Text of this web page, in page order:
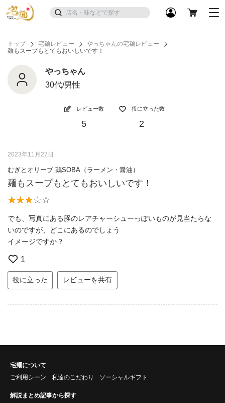
トップ 宅麺レビュー
やっちゃんの宅麺レビュー
麺もスープもとてもおいしいです！
やっちゃん
30代/男性
レビュー数
5
役に立った数
2
2023年11月27日
むぎとオリーブ 鶏SOBA（ラーメン・醤油）
麺もスープもとてもおいしいです！
でも、写真にある豚のレアチャーシューっぽいものが見当たらな
いのですが、どこにあるのでしょう
イメージですか？
1
役に立った レビューを共有
宅麺について
ご利用シーン
私達のこだわり ソーシャルギフト
解説まとめ記事から探す